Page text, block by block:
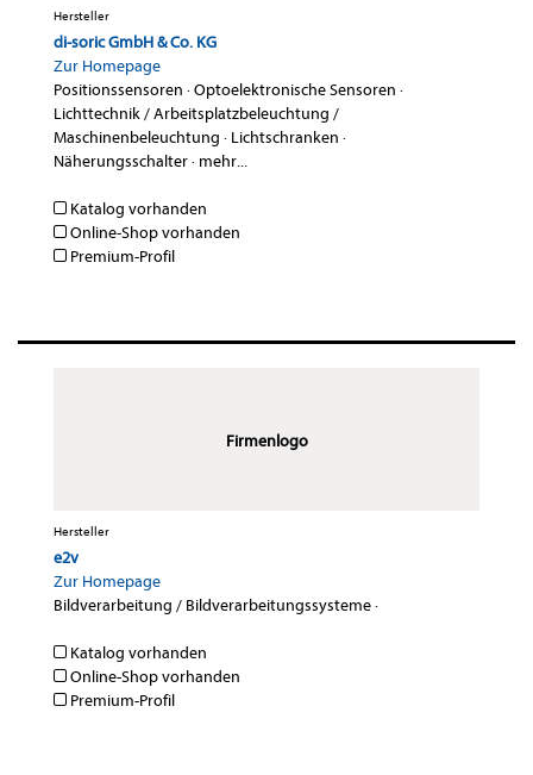
Hersteller
di-soric GmbH & Co. KG
Zur Homepage
Positionssensoren ·Optoelektronische Sensoren ·
Lichttechnik / Arbeitsplatzbeleuchtung /
Maschinenbeleuchtung · Lichtschranken ·
Näherungsschalter· mehr...
Katalog vorhanden
Online-Shop vorhanden
Premium-Profil
Firmenlogo
Hersteller
e2v
Zur Homepage
Bildverarbeitung / Bildverarbeitungssysteme·
Katalog vorhanden
Online-Shop vorhanden
Premium-Profil